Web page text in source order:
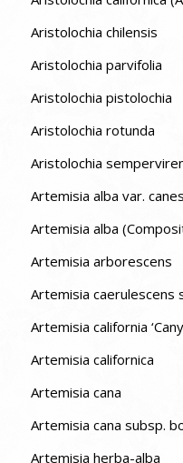
Aristolochia chilensis
Aristolochia parvifolia
Aristolochia pistolochia
Aristolochia rotunda
Aristolochia
Artemisia alba var.
Artemisia alba
Artemisia arborescens
Artemisia caerulescens
Artemisia california
Artemisia californica
Artemisia cana
Artemisia cana subsp.
Artemisia herba-alba